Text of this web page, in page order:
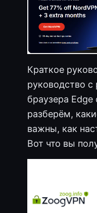
Краткое
руководство
браузера
разберём,
важны, как
Вот что вы